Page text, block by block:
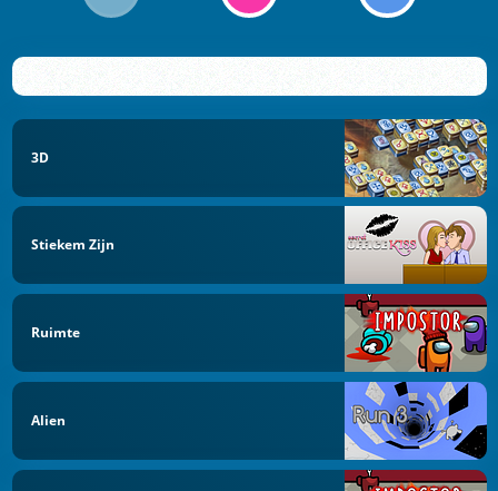
3D
Stiekem Zijn
Ruimte
Alien